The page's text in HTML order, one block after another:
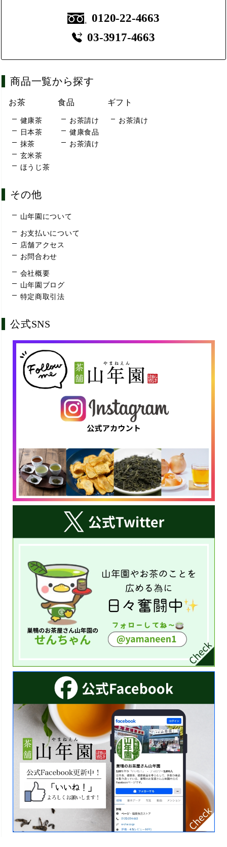
0120-22-4663
03-3917-4663
商品一覧から探す
お茶
健康茶
日本茶
抹茶
玄米茶
ほうじ茶
食品
お茶請け
健康食品
お茶漬け
ギフト
お茶漬け
その他
山年園について
お支払いについて
店舗アクセス
お問合わせ
会社概要
山年園ブログ
特定商取引法
公式SNS